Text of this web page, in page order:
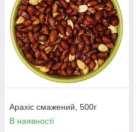
Арахіс смажений, 500г
В наявності